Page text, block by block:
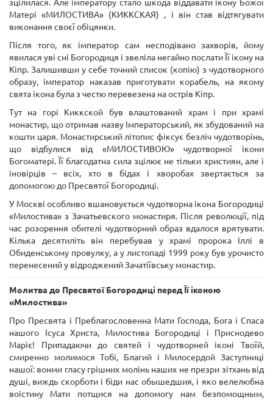
зцілилася. Але імператору стало шкода віддавати ікону Божої
Матері «МИЛОСТИВА» (КИККСКАЯ) , і він став відтягувати
виконання своєї обіцянки.
Після того, як імператор сам несподівано захворів, йому
явилася уві сні Богородиця і звеліла негайно послати Її ікону на
Кіпр. Залишивши у себе точний список (копію) з чудотворного
образу, імператор наказав приготувати корабель, на якому
свята ікона була з честю перевезена на острів Кіпр.
Тут на горі Киккской був влаштований храм і при храмі
монастир, що отримав назву Імператорський, як збудований на
кошти царя. Монастирський літопис фіксує безліч чудотворінь,
що відбулися від «МИЛОСТИВОЮ» чудотворної ікони
Богоматері. Її благодатна сила зцілює не тільки християн, але і
іновірців – всіх, хто в бідах і хворобах звертається за
допомогою до Пресвятої Богородиці.
У Москві особливо вшановується чудотворна ікона Богородиці
«Милостива» з Зачатьевского монастиря. Після революції, під
час розорення обителі чудотворний образ вдалося врятувати.
Кілька десятиліть він перебував у храмі пророка Іллі в
Обиденському провулку, а у листопаді 1999 року був урочисто
перенесений у відроджений Зачатіївську монастир.
Молитва до Пресвятої Богородиці перед Її іконою
«Милостива»
Про Пресвята і Преблагословенна Мати Господа, Бога і Спаса
нашого Ісуса Христа, Милостива Богородиці і Приснодево
Маріє! Припадаючи до святей і чудотворней іконі Твоїй,
смиренно молимося Тобі, Благий і Милосердой Заступниці
нашої: вонми гласу грішних молінь наших не презри зітхань від
душі, виждь скорботи і біди нас обышедшия, і яко велелюбна
воістину Мати потщися на допомогу нам безпомощным,